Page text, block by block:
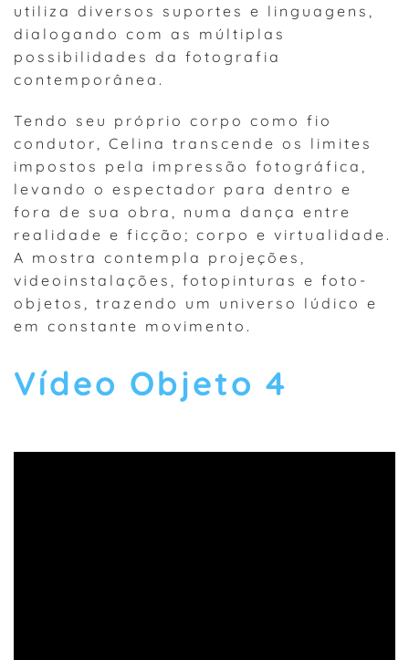
utiliza diversos suportes e linguagens,
dialogando com as múltiplas
possibilidades da fotografia
contemporânea.
Tendo seu próprio corpo como fio
condutor, Celina transcende os limites
impostos pela impressão fotográfica,
levando o espectador para dentro e
fora de sua obra, numa dança entre
realidade e ficção; corpo e virtualidade.
A mostra contempla projeções,
videoinstalações, fotopinturas e foto-
objetos, trazendo um universo lúdico e
em constante movimento.
Vídeo Objeto 4